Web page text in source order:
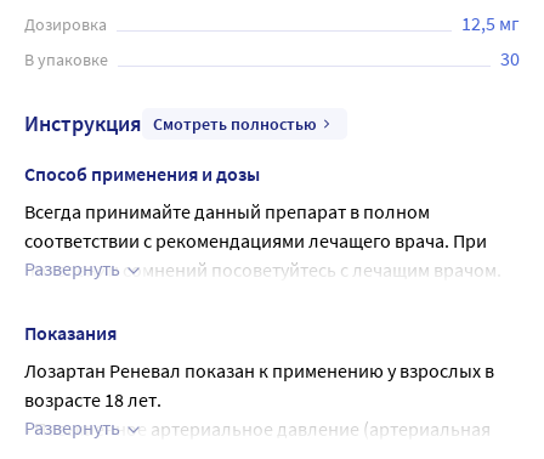
Дозировка 12,5 мг
В упаковке 30
Инструкция Смотреть полностью
Способ применения и дозы
Всегда принимайте данный препарат в полном
соответствии с рекомендациями лечащего врача. При
появлении сомнений посоветуйтесь с лечащим врачом.
Начальная и поддерживающая доза составляет 50 мг
артериального давления достигается через 3 ‒ 6 недель
от начала терапии. У некоторых пациентов для
достижения большего эффекта доза может быть
Развернуть
Показания
Лозартан Реневал показан к применению у взрослых в
возрасте 18 лет.
• Повышенное артериальное давление (артериальная
Развернуть